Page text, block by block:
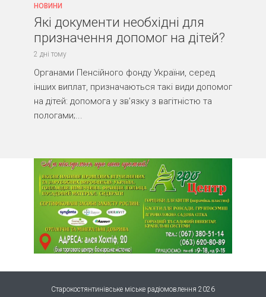
НОВИНИ
Які документи необхідні для
призначення допомог на дітей?
2 дні тому
Органами Пенсійного фонду України, серед
інших виплат, призначаються такі види допомог
на дітей: допомога у зв’язку з вагітністю та
пологами;...
Старокостянтинівське міське радіомовлення 2026